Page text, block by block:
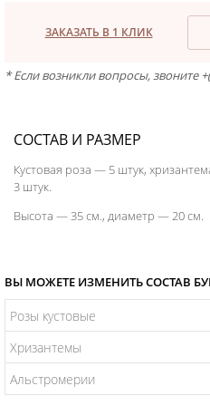
ЗАКАЗАТЬ В 1 КЛИК
* Если возникли вопросы, звоните
СОСТАВ И РАЗМЕР
Кустовая роза — 5 штук,
3 штук.
Высота — 35 см., диаметр — 20 см.
ВЫ МОЖЕТЕ ИЗМЕНИТЬ СОСТАВ
Розы кустовые
Хризантемы
Альстромерии